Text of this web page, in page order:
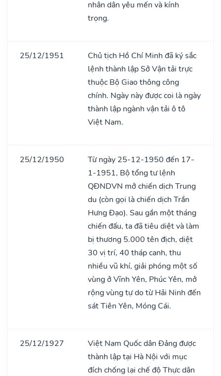
nhân dân yêu mến và kính
trọng.
25/12/1951
Chủ tịch Hồ Chí Minh đã ký sắc
lệnh thành lập Sở Vận tải trực
thuộc Bộ Giao thông công
chính. Ngày này được coi là ngày
thành lập ngành vận tải ô tô
Việt Nam.
25/12/1950
Từ ngày 25-12-1950 đến 17-
1-1951, Bộ tổng tư lệnh
QĐNDVN mở chiến dịch Trung
du (còn gọi là chiến dịch Trần
Hưng Đạo). Sau gần một tháng
chiến đấu, ta đã tiêu diệt và làm
bị thương 5.000 tên địch, diệt
30 vị trí, 40 tháp canh, thu
nhiều vũ khí, giải phóng một số
vùng ở Vĩnh Yên, Phúc Yên, mở
rộng vùng tự do từ Hải Ninh đến
sát Tiên Yên, Móng Cái.
25/12/1927
Việt Nam Quốc dân Đảng được
thành lập tại Hà Nội với mục
đích chống lại chế độ Thực dân